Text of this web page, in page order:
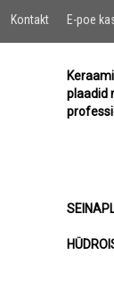
Kontakt E-poe
plaadid